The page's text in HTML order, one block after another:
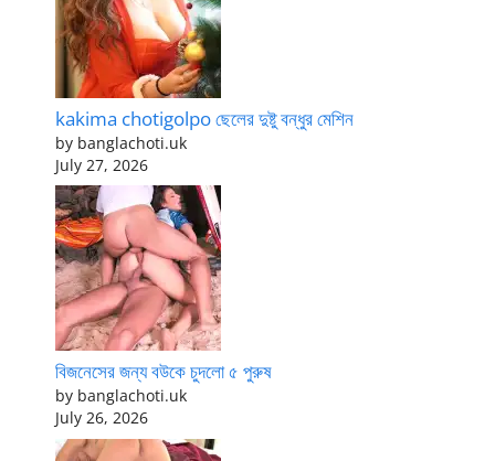
kakima chotigolpo ছেলের দুষ্টু বন্ধুর মেশিন
by banglachoti.uk
July 27, 2026
বিজনেসের জন্য বউকে চুদলো ৫ পুরুষ
by banglachoti.uk
July 26, 2026